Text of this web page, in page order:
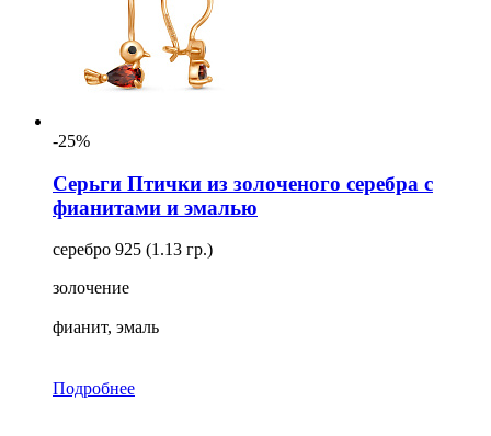
-25%
Серьги Птички из золоченого серебра с
фианитами и эмалью
серебро 925 (1.13 гр.)
золочение
фианит, эмаль
Подробнее